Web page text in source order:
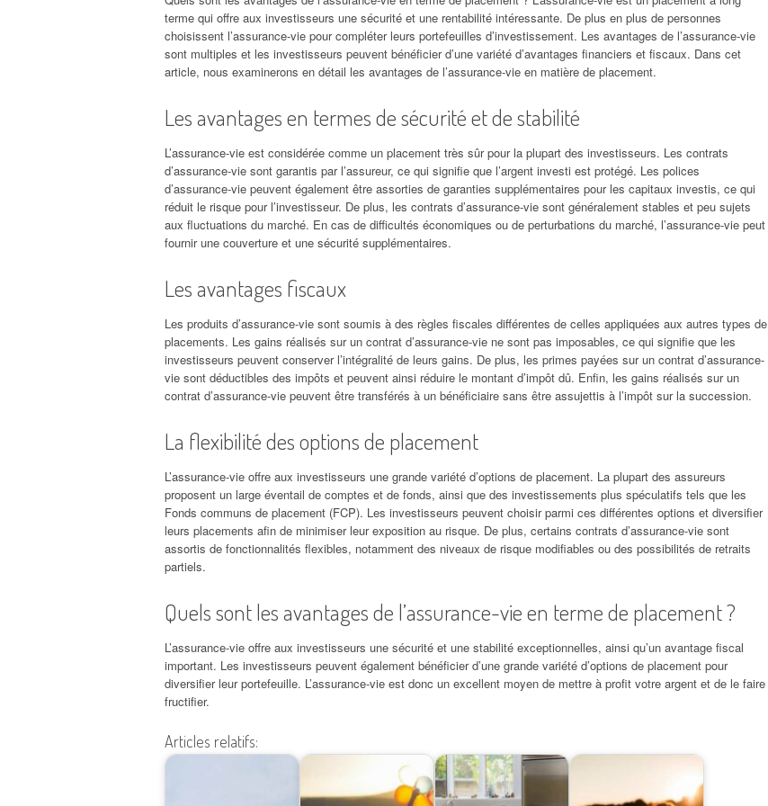
terme qui offre aux investisseurs une sécurité et une rentabilité intéressante. De plus en plus de personnes
choisissent l’assurance-vie pour compléter leurs portefeuilles d’investissement. Les avantages de l’assurance-vie
sont multiples et les investisseurs peuvent bénéficier d’une variété d’avantages financiers et fiscaux. Dans cet
article, nous examinerons en détail les avantages de l’assurance-vie en matière de placement.
Les avantages en termes de sécurité et de stabilité
L’assurance-vie est considérée comme un placement très sûr pour la plupart des investisseurs. Les contrats
d’assurance-vie sont garantis par l’assureur, ce qui signifie que l’argent investi est protégé. Les polices
d’assurance-vie peuvent également être assorties de garanties supplémentaires pour les capitaux investis, ce qui
réduit le risque pour l’investisseur. De plus, les contrats d’assurance-vie sont généralement stables et peu sujets
aux fluctuations du marché. En cas de difficultés économiques ou de perturbations du marché, l’assurance-vie peut
fournir une couverture et une sécurité supplémentaires.
Les avantages fiscaux
Les produits d’assurance-vie sont soumis à des règles fiscales différentes de celles appliquées aux autres types de
placements. Les gains réalisés sur un contrat d’assurance-vie ne sont pas imposables, ce qui signifie que les
investisseurs peuvent conserver l’intégralité de leurs gains. De plus, les primes payées sur un contrat d’assurance-
vie sont déductibles des impôts et peuvent ainsi réduire le montant d’impôt dû. Enfin, les gains réalisés sur un
contrat d’assurance-vie peuvent être transférés à un bénéficiaire sans être assujettis à l’impôt sur la succession.
La flexibilité des options de placement
L’assurance-vie offre aux investisseurs une grande variété d’options de placement. La plupart des assureurs
proposent un large éventail de comptes et de fonds, ainsi que des investissements plus spéculatifs tels que les
Fonds communs de placement (FCP). Les investisseurs peuvent choisir parmi ces différentes options et diversifier
leurs placements afin de minimiser leur exposition au risque. De plus, certains contrats d’assurance-vie sont
assortis de fonctionnalités flexibles, notamment des niveaux de risque modifiables ou des possibilités de retraits
partiels.
Quels sont les avantages de l’assurance-vie en terme de placement ?
L’assurance-vie offre aux investisseurs une sécurité et une stabilité exceptionnelles, ainsi qu’un avantage fiscal
important. Les investisseurs peuvent également bénéficier d’une grande variété d’options de placement pour
diversifier leur portefeuille. L’assurance-vie est donc un excellent moyen de mettre à profit votre argent et de le faire
fructifier.
Articles relatifs: